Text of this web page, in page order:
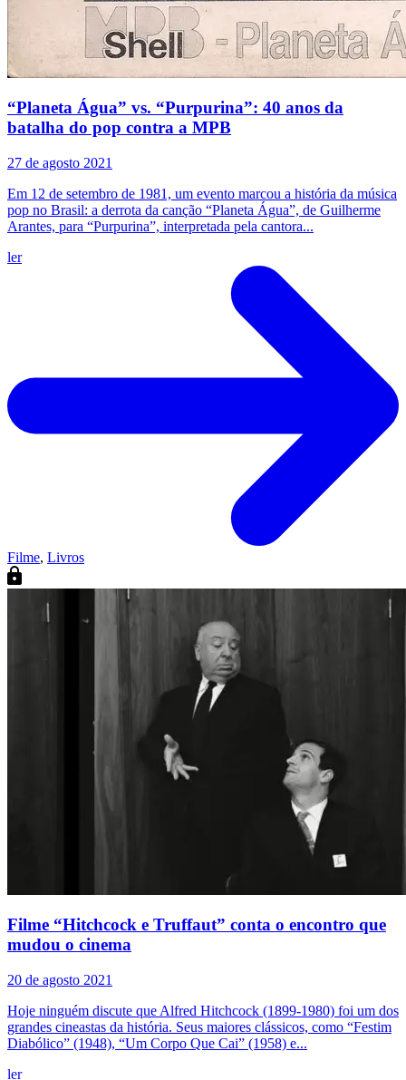
“Planeta Água” vs. “Purpurina”: 40 anos da
batalha do pop contra a MPB
27 de agosto 2021
Em 12 de setembro de 1981, um evento marcou a história da música
pop no Brasil: a derrota da canção “Planeta Água”, de Guilherme
Arantes, para “Purpurina”, interpretada pela cantora...
ler
Filme, Livros
Filme “Hitchcock e Truffaut” conta o encontro que
mudou o cinema
20 de agosto 2021
Hoje ninguém discute que Alfred Hitchcock (1899-1980) foi um dos
grandes cineastas da história. Seus maiores clássicos, como “Festim
Diabólico” (1948), “Um Corpo Que Cai” (1958) e...
ler